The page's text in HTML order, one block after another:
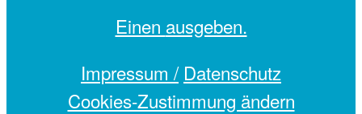
Einen ausgeben.
Impressum / Datenschutz
Cookies-Zustimmung ändern